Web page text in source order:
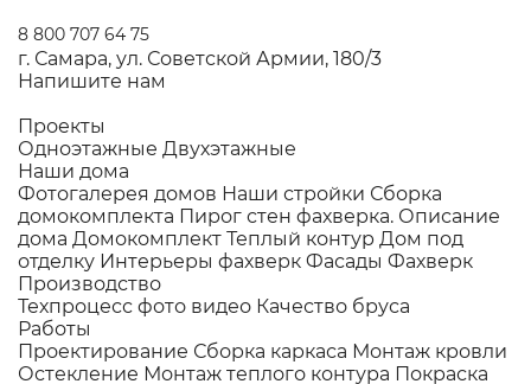
8 800 707 64 75
г. Самара, ул. Советской Армии, 180/3
Напишите нам
Проекты
Одноэтажные Двухэтажные
Наши дома
Фотогалерея домов Наши стройки Сборка
домокомплекта Пирог стен фахверка. Описание
дома Домокомплект Теплый контур Дом под
отделку Интерьеры фахверк Фасады Фахверк
Производство
Техпроцесс фото видео Качество бруса
Работы
Проектирование Сборка каркаса Монтаж кровли
Остекление Монтаж теплого контура Покраска